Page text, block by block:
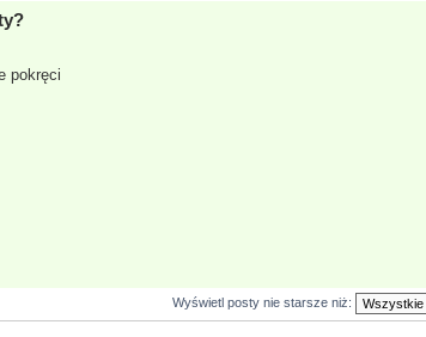
pokręci
Wyświetl posty nie starsze niż: